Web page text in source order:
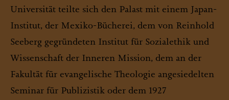
Universität teilte sich den Palast mit einem Japan-
Institut, der Mexiko-Bücherei, dem von Reinhold
Seeberg gegründeten Institut für Sozialethik und
Wissenschaft der Inneren Mission, dem an der
Fakultät für evangelische Theologie angesiedelten
Seminar für Publizistik oder dem 1927